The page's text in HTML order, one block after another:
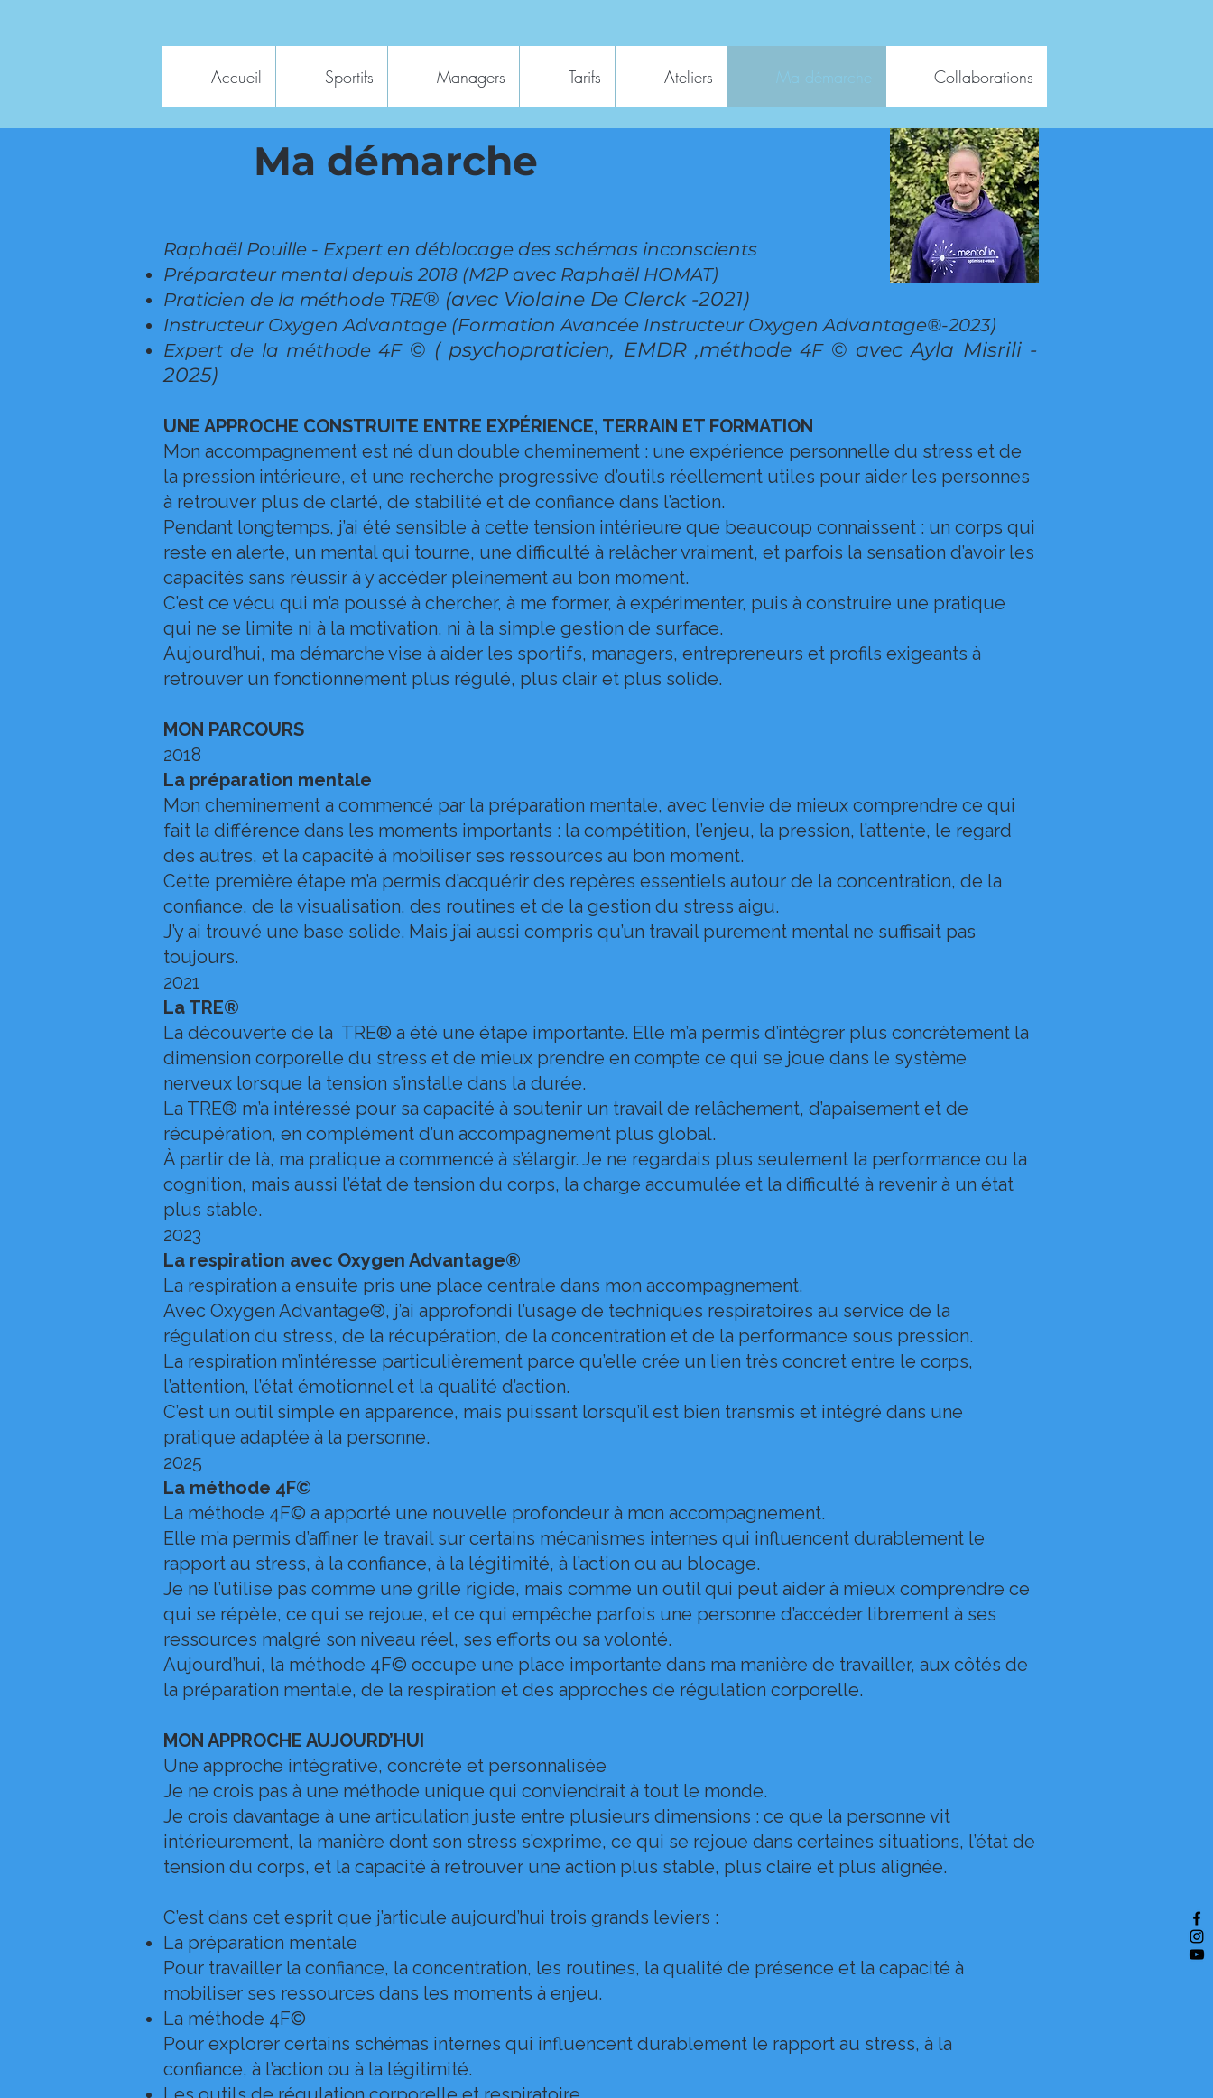
Accueil Sportifs Managers Tarifs Ateliers Ma démarche Collaborations
Ma démarche
Raphaël Pouille - Expert en déblocage des schémas inconscients
Préparateur mental depuis 2018 (M2P avec Raphaël HOMAT)
Praticien de la méthode TRE® (avec Violaine De Clerck -2021)
Instructeur Oxygen Advantage (Formation Avancée Instructeur Oxygen Advantage®-2023)
Expert de la méthode 4F © ( psychopraticien, EMDR ,méthode4F © avec Ayla Misrili -
2025)
UNE APPROCHE CONSTRUITE ENTRE EXPÉRIENCE, TERRAIN ET FORMATION
Mon accompagnement est né d’un double cheminement : une expérience personnelle du stress et de
la pression intérieure, et une recherche progressive d’outils réellement utiles pour aider les personnes
à retrouver plus de clarté, de stabilité et de confiance dans l’action.
Pendant longtemps, j’ai été sensible à cette tension intérieure que beaucoup connaissent : un corps qui
reste en alerte, un mental qui tourne, une difficulté à relâcher vraiment, et parfois la sensation d’avoir les
capacités sans réussir à y accéder pleinement au bon moment.
C’est ce vécu qui m’a poussé à chercher, à me former, à expérimenter, puis à construire une pratique
qui ne se limite ni à la motivation, ni à la simple gestion de surface.
Aujourd’hui, ma démarche vise à aider les sportifs, managers, entrepreneurs et profils exigeants à
retrouver un fonctionnement plus régulé, plus clair et plus solide.
MON PARCOURS
2018
La préparation mentale
Mon cheminement a commencé par la préparation mentale, avec l’envie de mieux comprendre ce qui
fait la différence dans les moments importants : la compétition, l’enjeu, la pression, l’attente, le regard
des autres, et la capacité à mobiliser ses ressources au bon moment.
Cette première étape m’a permis d’acquérir des repères essentiels autour de la concentration, de la
confiance, de la visualisation, des routines et de la gestion du stress aigu.
J’y ai trouvé une base solide. Mais j’ai aussi compris qu’un travail purement mental ne suffisait pas
toujours.
2021
La TRE®
La découverte de la TRE® a été une étape importante. Elle m’a permis d’intégrer plus concrètement la
dimension corporelle du stress et de mieux prendre en compte ce qui se joue dans le système
nerveux lorsque la tension s’installe dans la durée.
La TRE® m’a intéressé pour sa capacité à soutenir un travail de relâchement, d’apaisement et de
récupération, en complément d’un accompagnement plus global.
À partir de là, ma pratique a commencé à s’élargir. Je ne regardais plus seulement la performance ou la
cognition, mais aussi l’état de tension du corps, la charge accumulée et la difficulté à revenir à un état
plus stable.
2023
La respiration avec Oxygen Advantage®
La respiration a ensuite pris une place centrale dans mon accompagnement.
Avec Oxygen Advantage®, j’ai approfondi l’usage de techniques respiratoires au service de la
régulation du stress, de la récupération, de la concentration et de la performance sous pression.
La respiration m’intéresse particulièrement parce qu’elle crée un lien très concret entre le corps,
l’attention, l’état émotionnel et la qualité d’action.
C’est un outil simple en apparence, mais puissant lorsqu’il est bien transmis et intégré dans une
pratique adaptée à la personne.
2025
La méthode 4F©
La méthode 4F© a apporté une nouvelle profondeur à mon accompagnement.
Elle m’a permis d’affiner le travail sur certains mécanismes internes qui influencent durablement le
rapport au stress, à la confiance, à la légitimité, à l’action ou au blocage.
Je ne l’utilise pas comme une grille rigide, mais comme un outil qui peut aider à mieux comprendre ce
qui se répète, ce qui se rejoue, et ce qui empêche parfois une personne d’accéder librement à ses
ressources malgré son niveau réel, ses efforts ou sa volonté.
Aujourd’hui, la méthode 4F© occupe une place importante dans ma manière de travailler, aux côtés de
la préparation mentale, de la respiration et des approches de régulation corporelle.
MON APPROCHE AUJOURD’HUI
Une approche intégrative, concrète et personnalisée
Je ne crois pas à une méthode unique qui conviendrait à tout le monde.
Je crois davantage à une articulation juste entre plusieurs dimensions : ce que la personne vit
intérieurement, la manière dont son stress s’exprime, ce qui se rejoue dans certaines situations, l’état de
tension du corps, et la capacité à retrouver une action plus stable, plus claire et plus alignée.
C’est dans cet esprit que j’articule aujourd’hui trois grands leviers :
La préparation mentale
Pour travailler la confiance, la concentration, les routines, la qualité de présence et la capacité à
mobiliser ses ressources dans les moments à enjeu.
La méthode 4F©
Pour explorer certains schémas internes qui influencent durablement le rapport au stress, à la
confiance, à l’action ou à la légitimité.